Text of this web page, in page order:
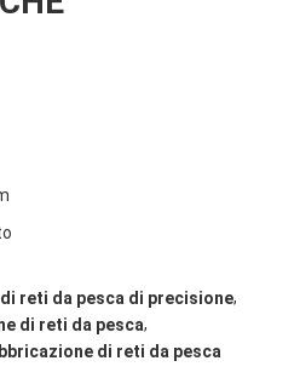
reti da pesca di precisione,
di reti da pesca,
di reti da pesca